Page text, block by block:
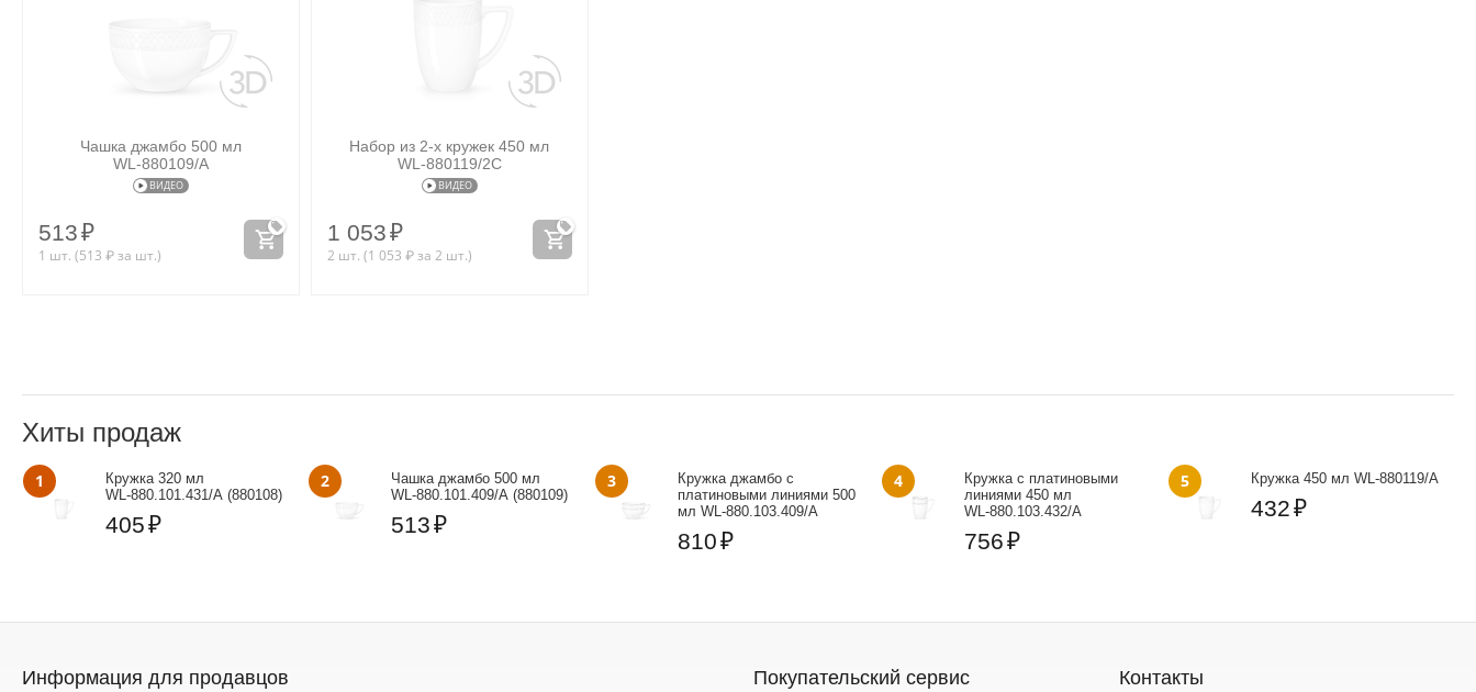
Чашка джамбо 500 мл
WL‑880109/A
ВИДЕО
513₽
1 шт. (513 ₽за шт.)
Набор из 2-х кружек 450 мл
WL‑880119/2C
ВИДЕО
1 053₽
2 шт. (1 053 ₽за 2 шт.)
Хиты продаж
1
Кружка 320 мл
WL‑880.101.431/A (880108)
405₽
2
Чашка джамбо 500 мл
WL‑880.101.409/A (880109)
513₽
3
Кружка джамбо с
платиновыми линиями 500
мл WL‑880.103.409/A
810₽
4
Кружка с платиновыми
линиями 450 мл
WL‑880.103.432/A
756₽
5 Кружка 450 мл WL‑880119/A
432₽
Информация для продавцов Покупательский сервис Контакты